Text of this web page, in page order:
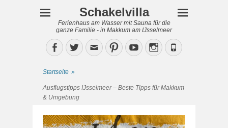
Schakelvilla
Ferienhaus am Wasser mit Sauna für die
ganze Familie - in Makkum am IJsselmeer
Facebook
TwitterEmailPinterestYouTubeInstagram
Phone
Startseite »
Ausflugstipps IJsselmeer – Beste Tipps für Makkum
& Umgebung